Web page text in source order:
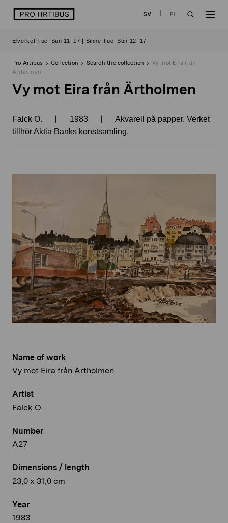
logo SV
FI
Elverket Tue–Sun 11–17 | Sinne Tue–Sun 12–17
Pro Artibus Collection Search the collection
Vy mot Eira från
Ärtholmen
Vy mot Eira från Ärtholmen
Falck O. | 1983 |
Akvarell på papper. Verket
tillhör Aktia Banks konstsamling.
Name of work
Vy mot Eira från Ärtholmen
Artist
Falck O.
Number
A27
Dimensions / length
23,0 x 31,0 cm
Year
1983